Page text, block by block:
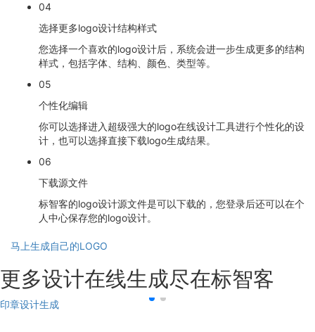
04
选择更多logo设计结构样式
您选择一个喜欢的logo设计后，系统会进一步生成更多的结构
样式，包括字体、结构、颜色、类型等。
05
个性化编辑
你可以选择进入超级强大的logo在线设计工具进行个性化的设
计，也可以选择直接下载logo生成结果。
06
下载源文件
标智客的logo设计源文件是可以下载的，您登录后还可以在个
人中心保存您的logo设计。
马上生成自己的LOGO
更多设计在线生成尽在标智客
印章设计生成